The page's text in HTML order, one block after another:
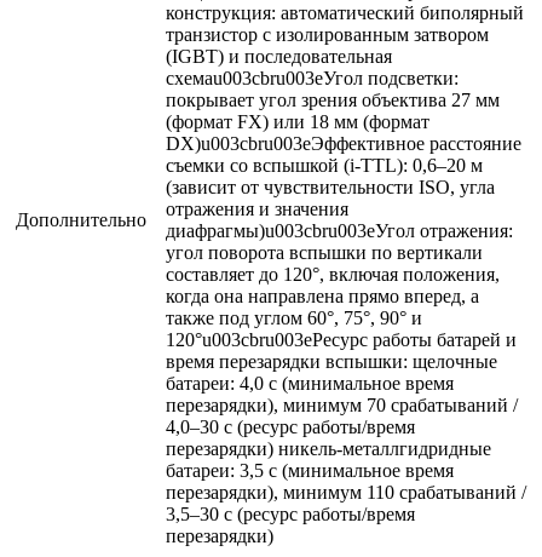
Дополнительно
конструкция: автоматический биполярный
транзистор с изолированным затвором
(IGBT) и последовательная
схемаu003cbru003eУгол подсветки:
покрывает угол зрения объектива 27 мм
(формат FX) или 18 мм (формат
DX)u003cbru003eЭффективное расстояние
съемки со вспышкой (i-TTL): 0,6–20 м
(зависит от чувствительности ISO, угла
отражения и значения
диафрагмы)u003cbru003eУгол отражения:
угол поворота вспышки по вертикали
составляет до 120°, включая положения,
когда она направлена прямо вперед, а
также под углом 60°, 75°, 90° и
120°u003cbru003eРесурс работы батарей и
время перезарядки вспышки: щелочные
батареи: 4,0 с (минимальное время
перезарядки), минимум 70 срабатываний /
4,0–30 с (ресурс работы/время
перезарядки) никель-металлгидридные
батареи: 3,5 с (минимальное время
перезарядки), минимум 110 срабатываний /
3,5–30 с (ресурс работы/время
перезарядки)